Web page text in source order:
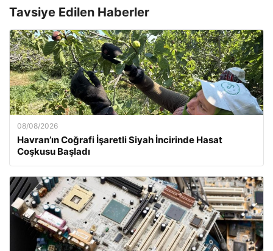
Tavsiye Edilen Haberler
08/08/2026
Havran’ın Coğrafi İşaretli Siyah İncirinde Hasat
Coşkusu Başladı